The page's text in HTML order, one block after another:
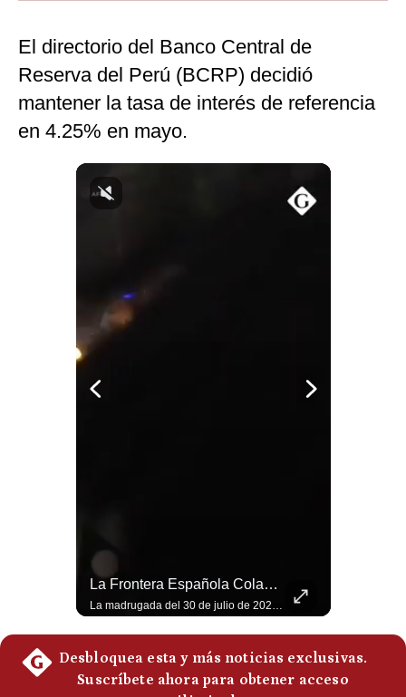
Club del Suscriptor
Mix
G de Gestión
Fotogalerías
De
Cookies
Preguntas
Frecuentes
El directorio del Banco Central de
Reserva del Perú (BCRP) decidió
mantener la tasa de interés de referencia
en 4.25% en mayo.
La Frontera Española Colapsa ¿Qué Está Pasando En Ceuta? | Gestión Mundo